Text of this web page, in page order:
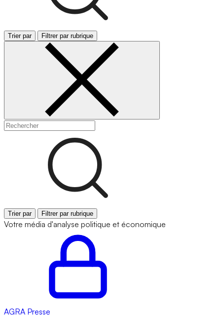
Trier par Filtrer par rubrique
Trier par Filtrer par rubrique
Votre média d'analyse politique et économique
AGRA Presse